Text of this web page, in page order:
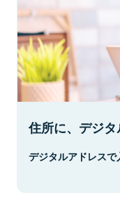
住所に、デジタ
デジタルアドレスで